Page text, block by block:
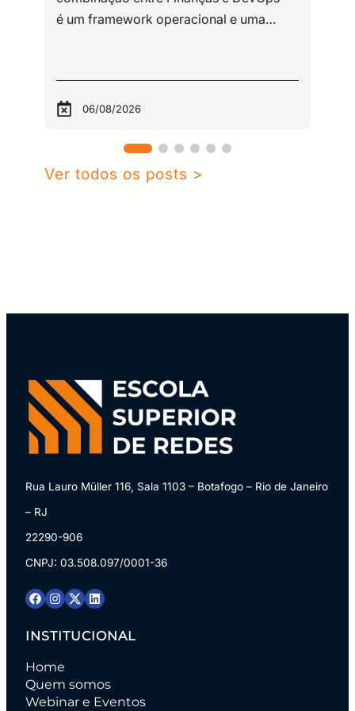
06/08/2026
Ver todos os posts >
Rua Lauro Müller 116, Sala 1103 – Botafogo – Rio de Janeiro
– RJ
22290-906
CNPJ: 03.508.097/0001-36
INSTITUCIONAL
Home
Quem somos
Webinar e Eventos